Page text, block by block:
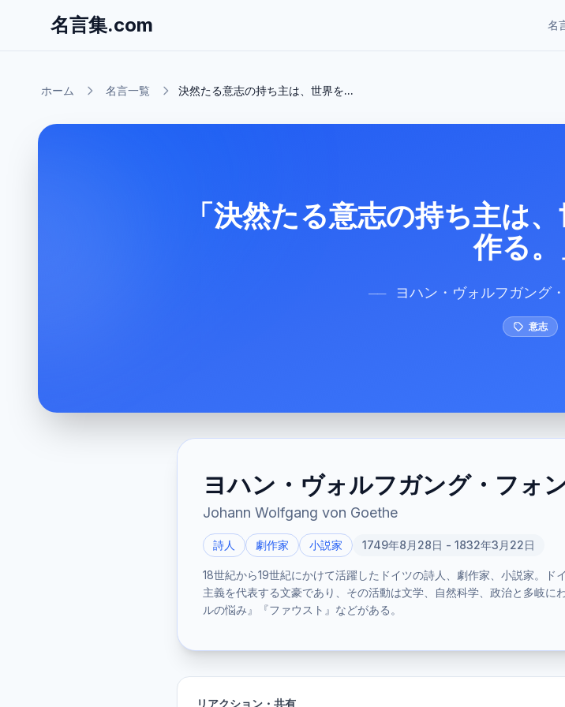
名言集.com 名
ホーム 名言一覧 決然たる意志の持ち主は、世界を...
「決然たる意志の持ち主は
作る。
── ヨハン・ヴォルフガング
意志
ヨハン・ヴォルフガング・フォ
Johann Wolfgang von Goethe
詩人 劇作家 小説家 1749年8月28日 - 1832年3月22日
18世紀から19世紀にかけて活躍したドイツの詩人、劇作家、小説家。ド
主義を代表する文豪であり、その活動は文学、自然科学、政治と多岐に
ルの悩み』『ファウスト』などがある。
リアクション・共有